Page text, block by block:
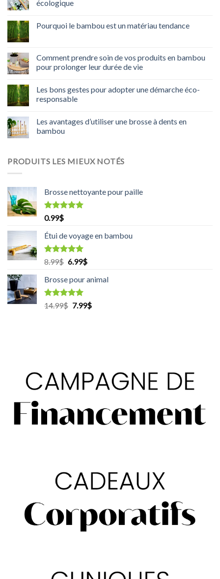
écologique
Pourquoi le bambou est un matériau tendance
Comment prendre soin de vos produits en bambou
pour prolonger leur durée de vie
Les bons gestes pour adopter une démarche éco-
responsable
Les avantages d’utiliser une brosse à dents en
bambou
PRODUITS LES MIEUX NOTÉS
Brosse nettoyante pour paille
Note5.00
sur 5
0.99$
Étui de voyage en bambou
Note 5.00
sur 5
8.99$ Le
initial
était :
8.99$.
6.99$Le
actuel
6.99$.
Brosse pour animal
Note5.00
14.99$ Le
7.99$Le